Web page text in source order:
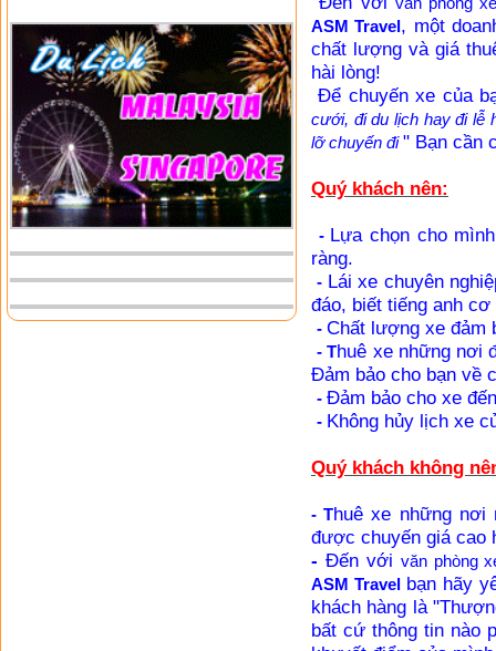
ASM Travel, một
chất lượng và giá
hài lòng!
Để chuyến xe của
cưới, đi du lịch hay đi lễ
lỡ chuyến đi " Bạn cần
Quý khách nên:
- Lựa chọn cho
ràng.
- Lái xe chuyên
đáo, biết tiếng anh cơ
- Chất lượng xe đảm
- Thuê xe những nơi
Đảm bảo cho bạn về
- Đảm bảo cho xe
- Không hủy lịch xe
Quý khách không
- Thuê xe những nơi
được chuyến giá cao
- Đến với văn phòng
ASM Travelbạn hãy
khách hàng là
bất cứ thông tin nào